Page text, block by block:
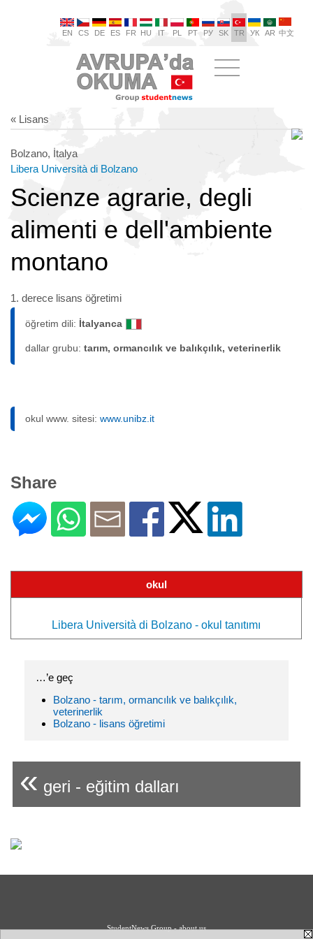
EN CS DE ES FR HU IT PL PT РУ SK TR УК AR 中文
« Lisans
Bolzano, İtalya
Libera Università di Bolzano
Scienze agrarie, degli
alimenti e dell'ambiente
montano
1. derece lisans öğretimi
öğretim dili: İtalyanca
dallar grubu: tarım, ormancılık ve balıkçılık, veterinerlik
okul www. sitesi: www.unibz.it
Share
okul
Libera Università di Bolzano - okul tanıtımı
…’e geç
Bolzano - tarım, ormancılık ve balıkçılık,
veterinerlik
Bolzano - lisans öğretimi
« geri - eğitim dalları
StudentNews Group - about us